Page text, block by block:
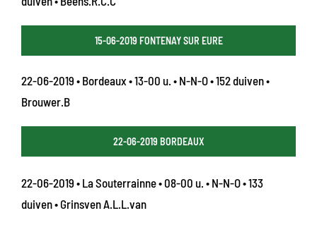
15-06-2019 FONTENAY SUR EURE
22-06-2019 • Bordeaux • 13-00 u. • N-N-O • 152 duiven •
Brouwer.B
22-06-2019 BORDEAUX
22-06-2019 • La Souterrainne • 08-00 u. • N-N-O • 133
duiven • Grinsven A.L.L.van